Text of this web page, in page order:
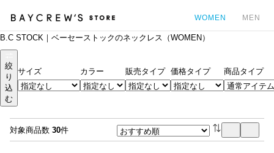
WOMEN MEN
B.C STOCK｜ベーセーストックのネックレス（WOMEN）
絞
り
込
む
サイズ カラー 販売タイプ 価格タイプ 商品タイプ
対象商品数 30件